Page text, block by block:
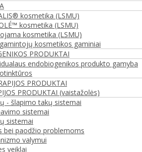
kosmetika (LSMU)
kosmetika (LSMU)
kosmetika (LSMU)
kosmetikos gaminiai
PRODUKTAI
endobiogenikos produkto gamyba
PRODUKTAI
PRODUKTAI (vaistažolės)
- šlapimo takų sistemai
sistemai
sistemai
bei paodžio problemoms
valymui
veiklai